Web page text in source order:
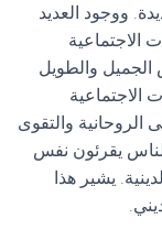
ووجود العديد
الاجتماعية
الجميل والطويل
الاجتماعية
الروحانية والتقوى
يقرئون نفس
يشير هذا